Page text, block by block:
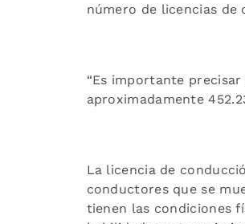
número de licencias de
“Es importante
aproximadamente
La licencia de
conductores que se
tienen las condiciones